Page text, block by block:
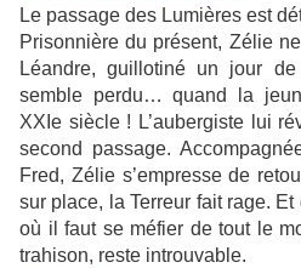
Le passage des Lumières est
Prisonnière du présent, Zélie
Léandre, guillotiné un jour
semble perdu… quand la
XXIe siècle ! L’aubergiste lui
second passage.
Fred, Zélie s’empresse de
sur place, la Terreur fait rage.
où il faut se méfier de tout le
trahison, reste introuvable.